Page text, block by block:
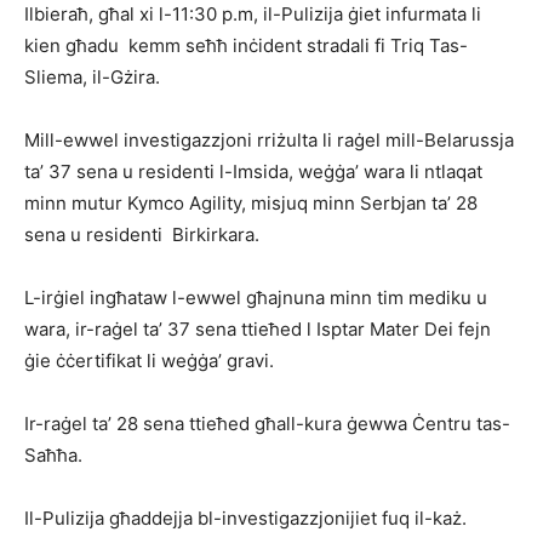
Ilbieraħ, għal xi l-11:30 p.m, il-Pulizija ġiet infurmata li
kien għadu kemm seħħ inċident stradali fi Triq Tas-
Sliema, il-Gżira.
Mill-ewwel investigazzjoni rriżulta li raġel mill-Belarussja
ta’ 37 sena u residenti l-Imsida, weġġa’ wara li ntlaqat
minn mutur Kymco Agility, misjuq minn Serbjan ta’ 28
sena u residenti Birkirkara.
L-irġiel ingħataw l-ewwel għajnuna minn tim mediku u
wara, ir-raġel ta’ 37 sena ttieħed l Isptar Mater Dei fejn
ġie ċċertifikat li weġġa’ gravi.
Ir-raġel ta’ 28 sena ttieħed għall-kura ġewwa Ċentru tas-
Saħħa.
Il-Pulizija għaddejja bl-investigazzjonijiet fuq il-każ.